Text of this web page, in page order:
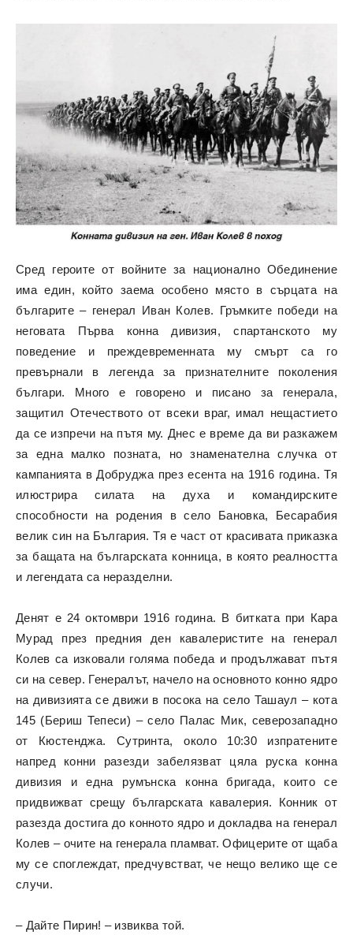
Сред героите от войните за национално Обединение
има един, който заема особено място в сърцата на
българите – генерал Иван Колев. Гръмките победи на
неговата Първа конна дивизия, спартанското му
поведение и преждевременната му смърт са го
превърнали в легенда за признателните поколения
българи. Много е говорено и писано за генерала,
защитил Отечеството от всеки враг, имал нещастието
да се изпречи на пътя му. Днес е време да ви разкажем
за една малко позната, но знаменателна случка от
кампанията в Добруджа през есента на 1916 година. Тя
илюстрира силата на духа и командирските
способности на родения в село Бановка, Бесарабия
велик син на България. Тя е част от красивата приказка
за бащата на българската конница, в която реалността
и легендата са неразделни.
Денят е 24 октомври 1916 година. В битката при Кара
Мурад през предния ден кавалеристите на генерал
Колев са изковали голяма победа и продължават пътя
си на север. Генералът, начело на основното конно ядро
на дивизията се движи в посока на село Ташаул – кота
145 (Бериш Тепеси) – село Палас Мик, северозападно
от Кюстенджа. Сутринта, около 10:30 изпратените
напред конни разезди забелязват цяла руска конна
дивизия и една румънска конна бригада, които се
придвижват срещу българската кавалерия. Конник от
разезда достига до конното ядро и докладва на генерал
Колев – очите на генерала пламват. Офицерите от щаба
му се споглеждат, предчувстват, че нещо велико ще се
случи.
– Дайте Пирин! – извиква той.